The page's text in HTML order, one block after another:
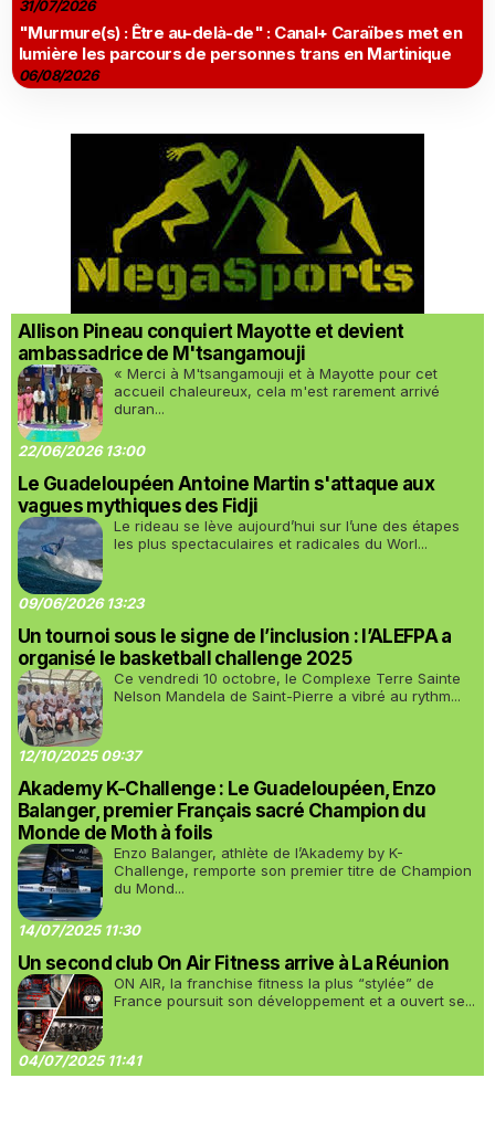
31/07/2026
"Murmure(s) : Être au-delà-de" : Canal+ Caraïbes met en
lumière les parcours de personnes trans en Martinique
06/08/2026
Allison Pineau conquiert Mayotte et devient
ambassadrice de M'tsangamouji
« Merci à M'tsangamouji et à Mayotte pour cet
accueil chaleureux, cela m'est rarement arrivé
duran...
22/06/2026 13:00
Le Guadeloupéen Antoine Martin s'attaque aux
vagues mythiques des Fidji
Le rideau se lève aujourd’hui sur l’une des étapes
les plus spectaculaires et radicales du Worl...
09/06/2026 13:23
Un tournoi sous le signe de l’inclusion : l’ALEFPA a
organisé le basketball challenge 2025
Ce vendredi 10 octobre, le Complexe Terre Sainte
Nelson Mandela de Saint-Pierre a vibré au rythm...
12/10/2025 09:37
Akademy K-Challenge : Le Guadeloupéen, Enzo
Balanger, premier Français sacré Champion du
Monde de Moth à foils
Enzo Balanger, athlète de l’Akademy by K-
Challenge, remporte son premier titre de Champion
du Mond...
14/07/2025 11:30
Un second club On Air Fitness arrive à La Réunion
ON AIR, la franchise fitness la plus “stylée” de
France poursuit son développement et a ouvert se...
04/07/2025 11:41